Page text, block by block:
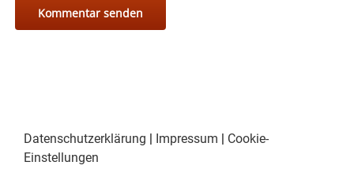
Datenschutzerklärung | Impressum | Cookie-
Einstellungen